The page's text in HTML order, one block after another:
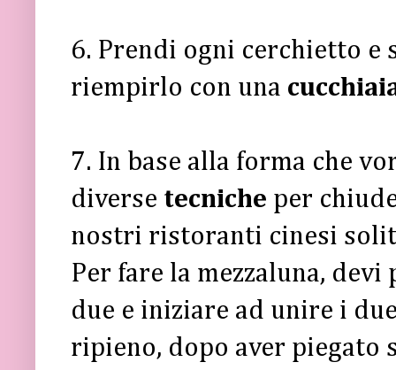
6. Prendi ogni cerchietto e
riempirlo con una
7. In base alla forma che
diverse tecniche per
nostri ristoranti cinesi
Per fare la mezzaluna,
due e iniziare ad unire i
ripieno, dopo aver piegato